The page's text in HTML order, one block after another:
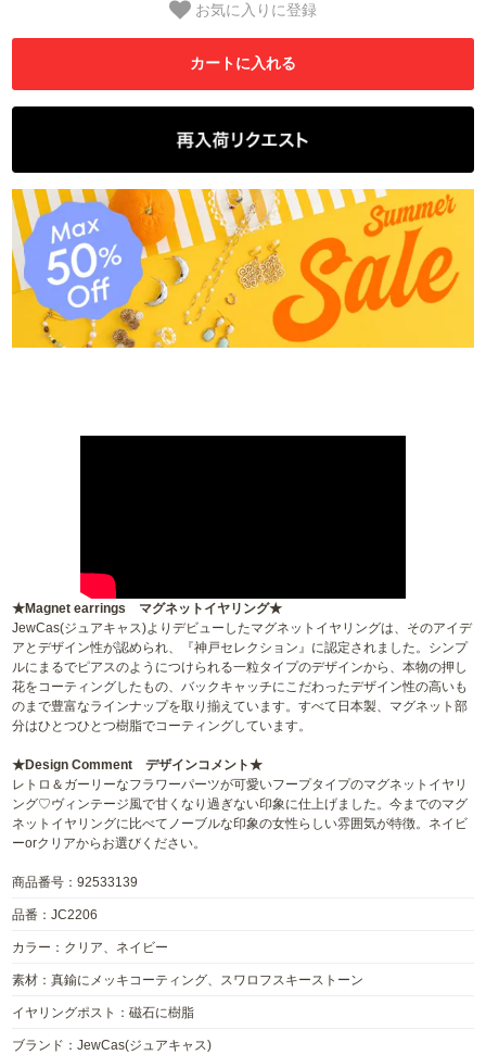
お気に入りに登録
★Magnet earrings マグネットイヤリング★
JewCas(ジュアキャス)よりデビューしたマグネットイヤリングは、そのアイデ
アとデザイン性が認められ、『神戸セレクション』に認定されました。シンプ
ルにまるでピアスのようにつけられる一粒タイプのデザインから、本物の押し
花をコーティングしたもの、バックキャッチにこだわったデザイン性の高いも
のまで豊富なラインナップを取り揃えています。すべて日本製、マグネット部
分はひとつひとつ樹脂でコーティングしています。
★Design Comment デザインコメント★
レトロ＆ガーリーなフラワーパーツが可愛いフープタイプのマグネットイヤリ
ング♡ヴィンテージ風で甘くなり過ぎない印象に仕上げました。今までのマグ
ネットイヤリングに比べてノーブルな印象の女性らしい雰囲気が特徴。ネイビ
ーorクリアからお選びください。
商品番号：92533139
品番：JC2206
カラー：クリア、ネイビー
素材：真鍮にメッキコーティング、スワロフスキーストーン
イヤリングポスト：磁石に樹脂
ブランド：JewCas(ジュアキャス)